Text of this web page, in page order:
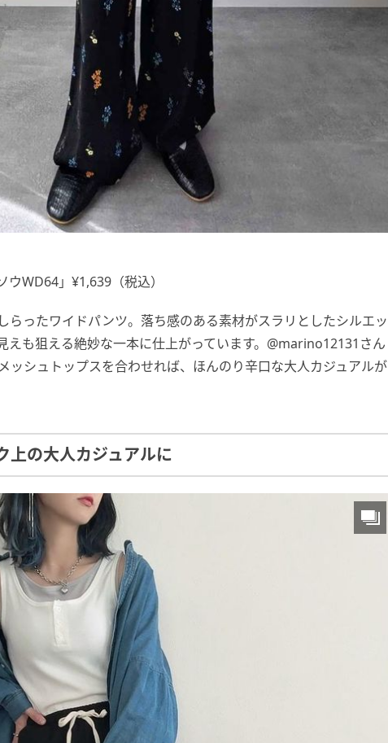
ウWD64」¥1,639（税込）
らったワイドパンツ。落ち感のある素材がスラリとしたシルエッ
えも狙える絶妙な一本に仕上がっています。@marino12131さん
ッシュトップスを合わせれば、ほんのり辛口な大人カジュアルが
上の大人カジュアルに